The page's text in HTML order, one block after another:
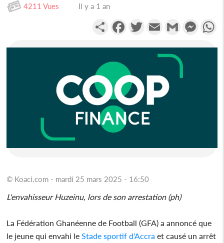
4211 Vues Il y a 1 an
PartagerFacebookTwitterEmail Gmail
© Koaci.com - mardi 25 mars 2025 - 16:50
L'envahisseur Huzeinu, lors de son arrestation (ph)
La Fédération Ghanéenne de Football (GFA) a annoncé que
le jeune qui envahi le Stade sportif d'Accra et causé un arrêt